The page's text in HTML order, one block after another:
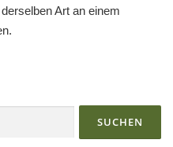
Art an einem